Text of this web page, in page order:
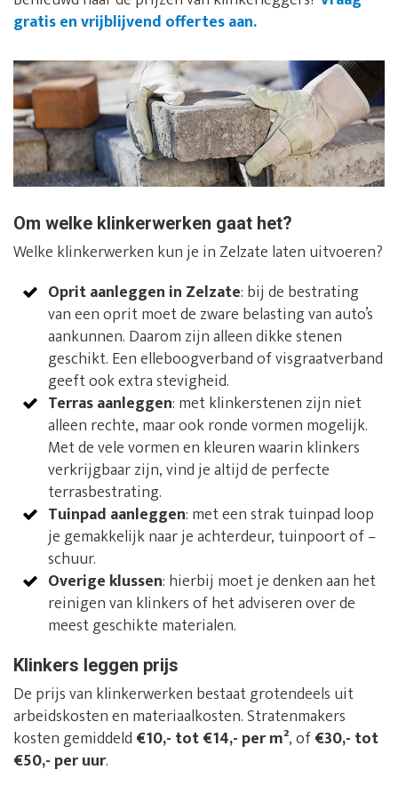
gratis en vrijblijvend offertes aan.
Om welke klinkerwerken gaat het?
Welke klinkerwerken kun je in Zelzate laten uitvoeren?
Oprit aanleggen in Zelzate: bij de bestrating
van een oprit moet de zware belasting van auto’s
aankunnen. Daarom zijn alleen dikke stenen
geschikt. Een elleboogverband of visgraatverband
geeft ook extra stevigheid.
Terras aanleggen: met klinkerstenen zijn niet
alleen rechte, maar ook ronde vormen mogelijk.
Met de vele vormen en kleuren waarin klinkers
verkrijgbaar zijn, vind je altijd de perfecte
terrasbestrating.
Tuinpad aanleggen: met een strak tuinpad loop
je gemakkelijk naar je achterdeur, tuinpoort of –
schuur.
Overige klussen: hierbij moet je denken aan het
reinigen van klinkers of het adviseren over de
meest geschikte materialen.
Klinkers leggen prijs
De prijs van klinkerwerken bestaat grotendeels uit
arbeidskosten en materiaalkosten. Stratenmakers
kosten gemiddeld €10,- tot €14,- per m², of€30,- tot
€50,- per uur.